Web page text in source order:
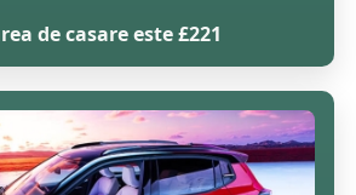
de casare este £221